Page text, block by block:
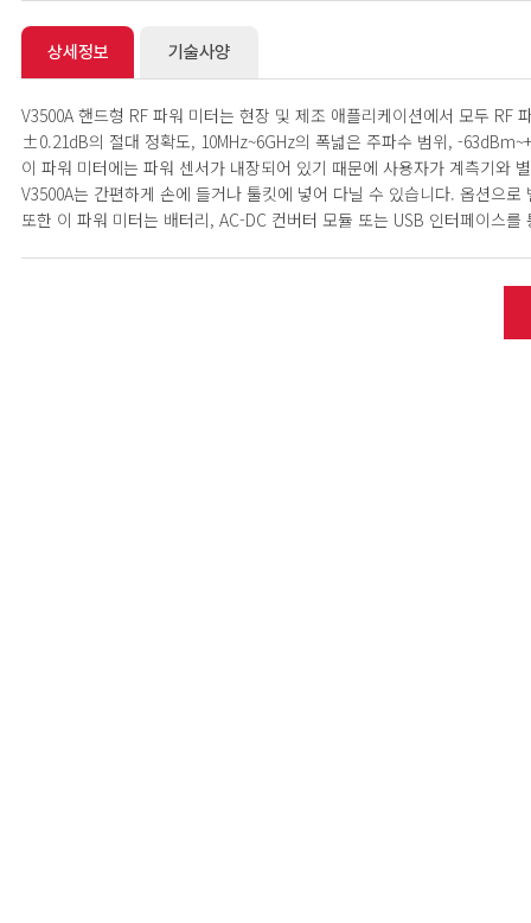
상세정보 기술사양
V3500A 핸드형 RF 파워 미터는 현장 및 제조 애플리케이션에서 모두
±0.21dB의 절대 정확도, 10MHz~6GHz의 폭넓은 주파수 범위, -
이 파워 미터에는 파워 센서가 내장되어 있기 때문에 사용자가 계측기와
V3500A는 간편하게 손에 들거나 툴킷에 넣어 다닐 수 있습니다. 옵션으
또한 이 파워 미터는 배터리, AC-DC 컨버터 모듈 또는 USB 인터페이스